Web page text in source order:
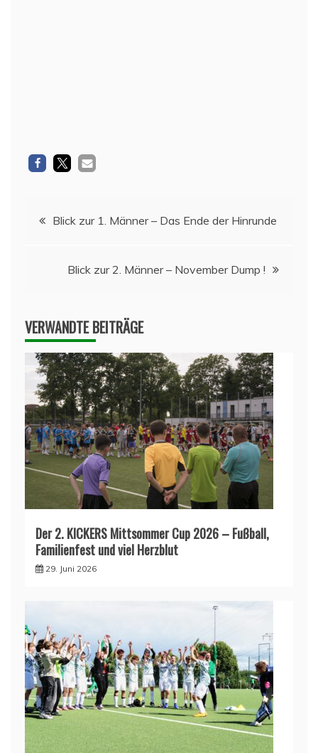
Beitragsnavigation
Blick zur 1. Männer – Das Ende der Hinrunde
Blick zur 2. Männer – November Dump !
VERWANDTE BEITRÄGE
Der 2. KICKERS Mittsommer Cup 2026 – Fußball,
Familienfest und viel Herzblut
29. Juni 2026